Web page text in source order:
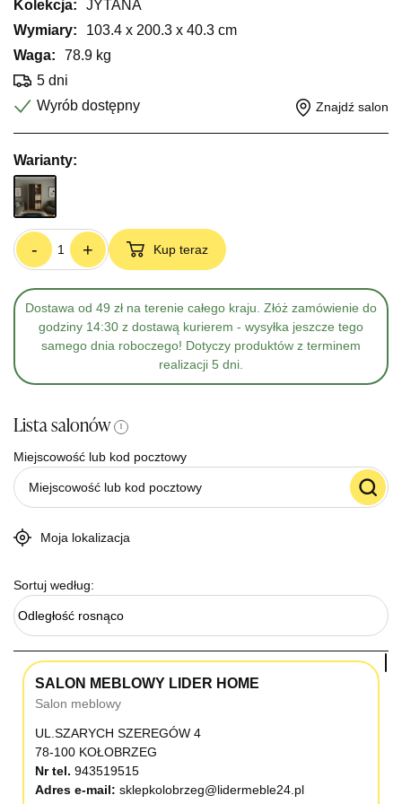
Kolekcja:
JYTANA
Wymiary:
103.4 x 200.3 x 40.3 cm
Waga:
78.9 kg
5 dni
Wyrób dostępny
Znajdź salon
Warianty:
- + Kup teraz
Dostawa od 49 zł na terenie całego kraju. Złóż zamówienie do
godziny 14:30 z dostawą kurierem - wysyłka jeszcze tego
samego dnia roboczego! Dotyczy produktów z terminem
realizacji 5 dni.
Lista salonów i
Miejscowość lub kod pocztowy
Moja lokalizacja
Sortuj według:
Odległość rosnąco
SALON MEBLOWY LIDER HOME
Salon meblowy
UL.SZARYCH SZEREGÓW 4
78-100 KOŁOBRZEG
Nr tel. 943519515
Adres e-mail: sklepkolobrzeg@lidermeble24.pl